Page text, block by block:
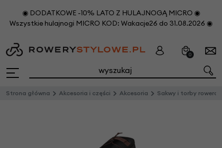
◉ DODATKOWE -10% LATO Z HULAJNOGĄ MICRO ◉
Wszystkie hulajnogi MICRO KOD: Wakacje26 do 31.08.2026 ◉
0
Strona główna Akcesoria i części Akcesoria Sakwy i torby